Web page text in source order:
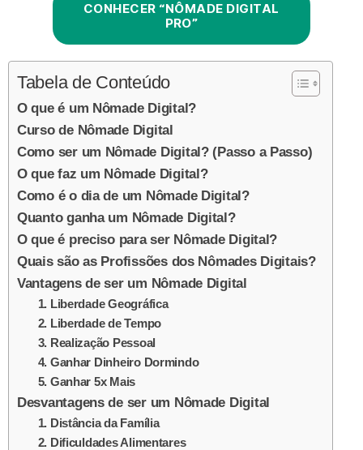
CONHECER “NÔMADE DIGITAL
PRO”
Tabela de Conteúdo
O que é um Nômade Digital?
Curso de Nômade Digital
Como ser um Nômade Digital? (Passo a Passo)
O que faz um Nômade Digital?
Como é o dia de um Nômade Digital?
Quanto ganha um Nômade Digital?
O que é preciso para ser Nômade Digital?
Quais são as Profissões dos Nômades Digitais?
Vantagens de ser um Nômade Digital
1. Liberdade Geográfica
2. Liberdade de Tempo
3. Realização Pessoal
4. Ganhar Dinheiro Dormindo
5. Ganhar 5x Mais
Desvantagens de ser um Nômade Digital
1. Distância da Família
2. Dificuldades Alimentares